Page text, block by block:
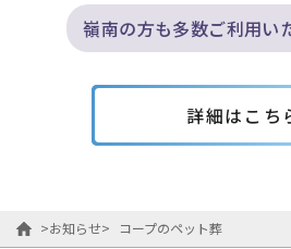
嶺南の方も多数ご利用い
詳細はこち
>お知らせ> コープのペット葬